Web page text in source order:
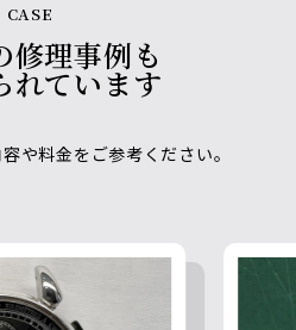
CASE
修理事例も
れています
や料金をご参考ください。